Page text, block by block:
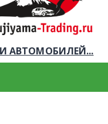
АВТОМОБИЛЕЙ...